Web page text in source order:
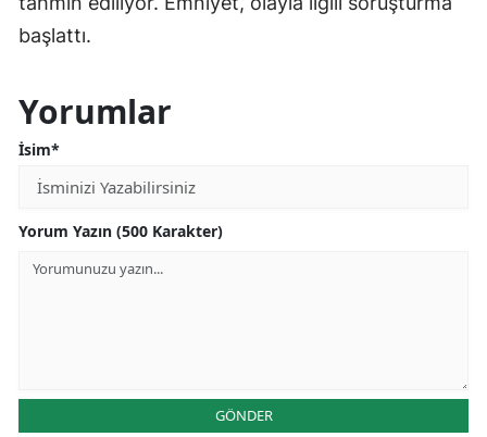
başlattı.
Yorumlar
İsim*
Yorum Yazın (500 Karakter)
GÖNDER